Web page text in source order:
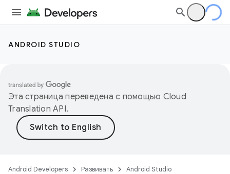
ANDROID STUDIO
Эта страница переведена с помощью Cloud
Translation API.
Android Developers Развивать
Android Studio